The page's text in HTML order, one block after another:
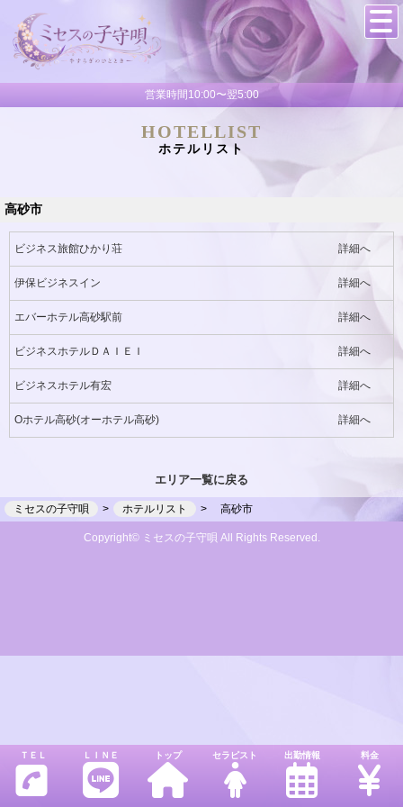
ＴＥＬ ＬＩＮＥ トップ セラピスト 出勤情報 料金
営業時間10:00〜翌5:00
HOTELLIST
ホテルリスト
高砂市
ビジネス旅館ひかり荘 詳細へ
伊保ビジネスイン 詳細へ
エバーホテル高砂駅前 詳細へ
ビジネスホテルＤＡＩＥＩ 詳細へ
ビジネスホテル有宏 詳細へ
Oホテル高砂(オーホテル高砂) 詳細へ
エリア一覧に戻る
ミセスの子守唄 ホテルリスト 高砂市
Copyright© ミセスの子守唄 All Rights Reserved.